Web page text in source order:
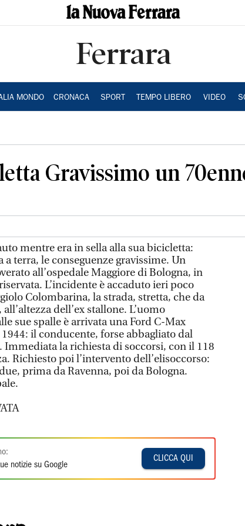
Ferrara
MONDO CRONACA SPORT TEMPO LIBERO VIDEO
Gravissimo un
mentre era in sella alla sua bicicletta:
a terra, le conseguenze gravissime. Un
all’ospedale Maggiore di Bologna, in
L’incidente è accaduto ieri poco
Colombarina, la strada, stretta, che da
dell’ex stallone. L’uomo
sue spalle è arrivata una Ford C-Max
il conducente, forse abbagliato dal
Immediata la richiesta di soccorsi, con il 118
Richiesto poi l’intervento dell’elisoccorso:
prima da Ravenna, poi da Bologna.
notizie su Google
CLICCA QUI